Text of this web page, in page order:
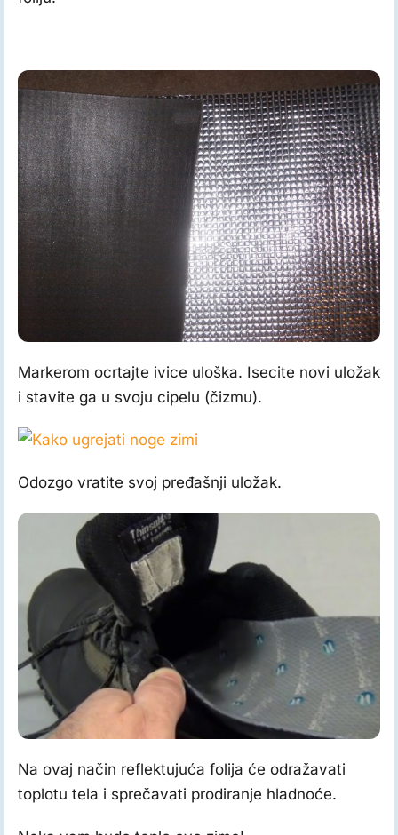
Markerom ocrtajte ivice uloška. Isecite novi uložak
i stavite ga u svoju cipelu (čizmu).
Odozgo vratite svoj pređašnji uložak.
Na ovaj način reflektujuća folija će odražavati
toplotu tela i sprečavati prodiranje hladnoće.